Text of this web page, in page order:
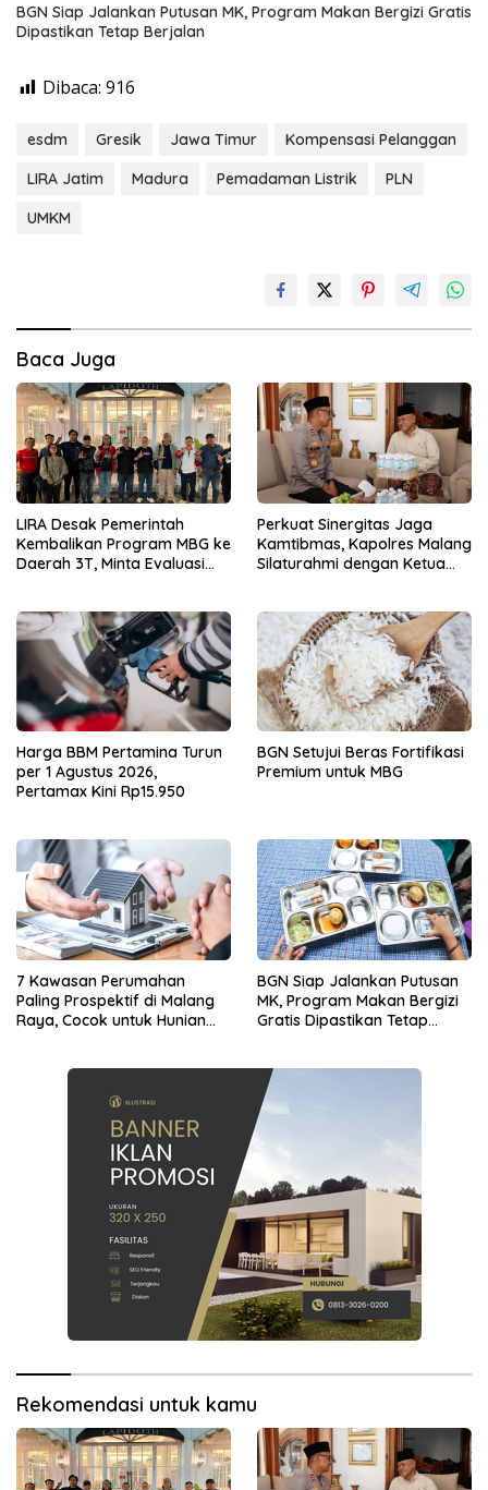
BGN Siap Jalankan Putusan MK, Program Makan Bergizi Gratis
Dipastikan Tetap Berjalan
Dibaca: 916
esdm Gresik Jawa Timur
Kompensasi Pelanggan
LIRA Jatim
Madura Pemadaman Listrik
PLN
UMKM
Baca Juga
LIRA Desak Pemerintah
Kembalikan Program MBG ke
Daerah 3T, Minta Evaluasi
Perkuat Sinergitas Jaga
Kamtibmas, Kapolres Malang
Silaturahmi dengan Ketua
Harga BBM Pertamina Turun
per 1 Agustus 2026,
Pertamax Kini Rp15.950
BGN Setujui Beras Fortifikasi
Premium untuk MBG
7 Kawasan Perumahan
Paling Prospektif di Malang
Raya, Cocok untuk Hunian
BGN Siap Jalankan Putusan
MK, Program Makan Bergizi
Gratis Dipastikan Tetap
Rekomendasi untuk kamu